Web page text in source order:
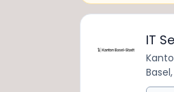
IT